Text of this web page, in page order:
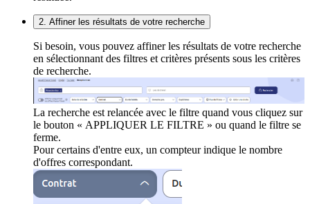
2. Affiner les résultats de votre recherche
Si besoin, vous pouvez affiner les résultats de votre recherche
en sélectionnant des filtres et critères présents sous les critères
de recherche.
La recherche est relancée avec le filtre quand vous cliquez sur
le bouton « APPLIQUER LE FILTRE » ou quand le filtre se
ferme.
Pour certains d'entre eux, un compteur indique le nombre
d'offres correspondant.